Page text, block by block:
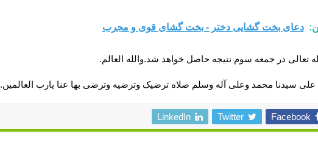
دعای بخت گشایی دختر - بخت گشای قوی و مجرب
تعالی در جمعه سوم نتیجه حاصل خواهد شد.والله العالم.
سیدنا محمد وعلى آله وسلم صلاه ترضیک وترضیه وترضى بها عنا یارب العالمین.
Facebook
Twitter
LinkedIn